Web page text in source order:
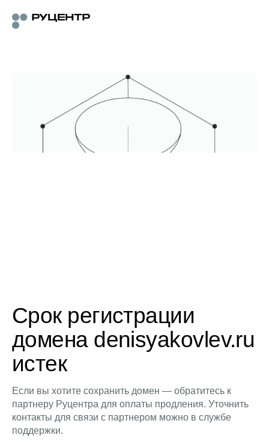
Срок регистрации
домена denisyakovlev.ru
истек
Если вы хотите сохранить домен — обратитесь к
партнеру Руцентра для оплаты продления. Уточнить
контакты для связи с партнером можно в службе
поддержки.